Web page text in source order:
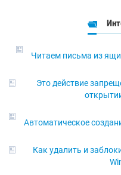
Читаем письма из
Это действие
Автоматическое
Как удалить и